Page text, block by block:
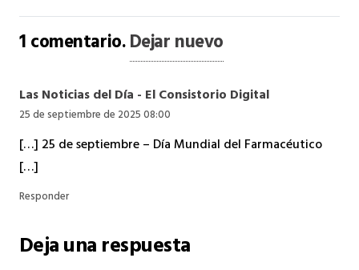
1comentario.Dejar nuevo
Las Noticias del Día - El Consistorio Digital
25 de septiembre de 2025 08:00
[…] 25 de septiembre – Día Mundial del Farmacéutico
[…]
Responder
Deja una respuesta